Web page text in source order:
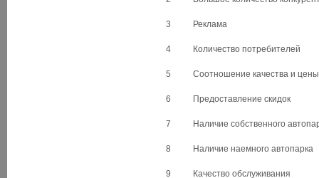
3 Реклама
4 Количество потребителей
5 Соотношение качества и цены
6 Предоставление скидок
7 Наличие собственного
8 Наличие наемного автопарка
9 Качество обслуживания